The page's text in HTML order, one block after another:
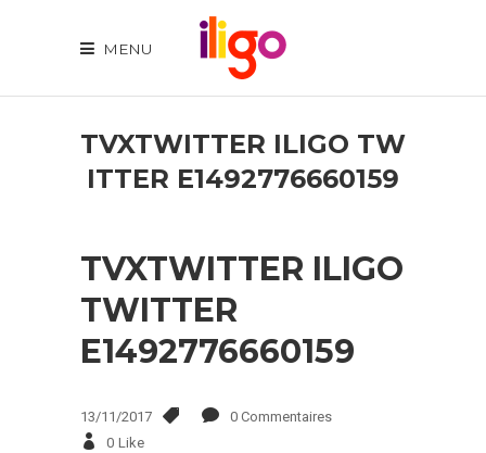
MENU
TVXTWITTER ILIGO TW
ITTER E1492776660159
TVXTWITTER ILIGO
TWITTER
E1492776660159
13/11/2017
0 Commentaires
0 Like